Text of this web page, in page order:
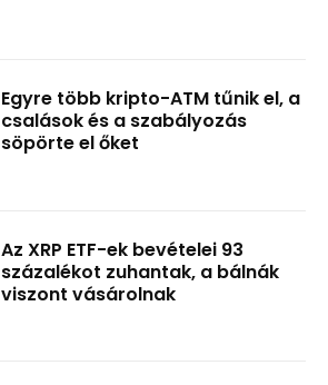
Egyre több kripto-ATM tűnik el, a
csalások és a szabályozás
söpörte el őket
Az XRP ETF-ek bevételei 93
százalékot zuhantak, a bálnák
viszont vásárolnak